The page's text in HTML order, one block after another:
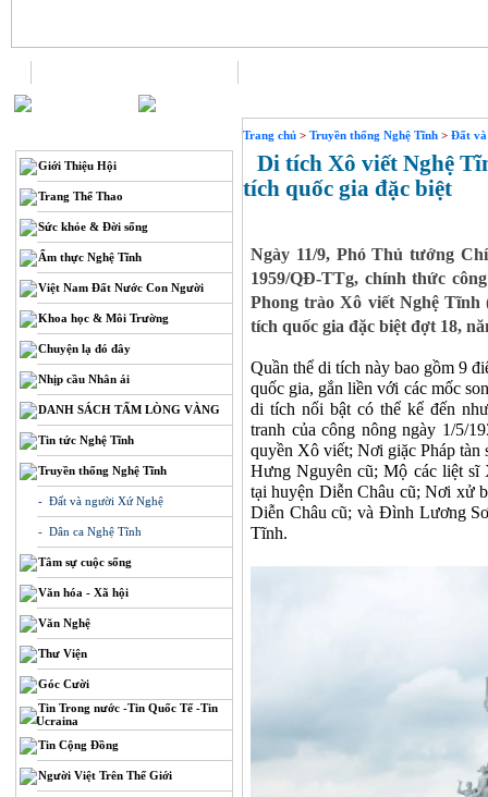
Giới Thiệu Hội
Trang Thể Thao
Sức khỏe & Đời sống
Ẩm thực Nghệ Tĩnh
Việt Nam Đất Nước Con Người
Khoa học & Môi Trường
Chuyện lạ đó đây
Nhịp cầu Nhân ái
DANH SÁCH TẤM LÒNG VÀNG
Tin tức Nghệ Tĩnh
Truyền thống Nghệ Tĩnh
- Đất và người Xứ Nghệ
- Dân ca Nghệ Tĩnh
Tâm sự cuộc sống
Văn hóa - Xã hội
Văn Nghệ
Thư Viện
Góc Cười
Tin Trong nước -Tin Quốc Tế -Tin
Ucraina
Tin Cộng Đồng
Người Việt Trên Thế Giới
Trang chủ > Truyền thống Nghệ Tĩnh > Đất và
Di tích Xô viết Nghệ
tích quốc gia đặc biệt
Ngày 11/9, Phó Thủ tướng
1959/QĐ-TTg, chính thức
Phong trào Xô viết Nghệ Tĩnh
tích quốc gia đặc biệt đợt 18,
Quần thể di tích này bao gồm 9
quốc gia, gắn liền với các mốc
di tích nổi bật có thể kể đến
tranh của công nông ngày 1/5/
quyền Xô viết; Nơi giặc Pháp tàn
Hưng Nguyên cũ; Mộ các liệt sĩ
tại huyện Diễn Châu cũ; Nơi xử
Diễn Châu cũ; và Đình Lương
Tĩnh.